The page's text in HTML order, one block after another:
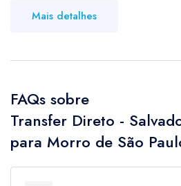
Mais detalhes
FAQs sobre
Transfer Direto -
para Morro de São